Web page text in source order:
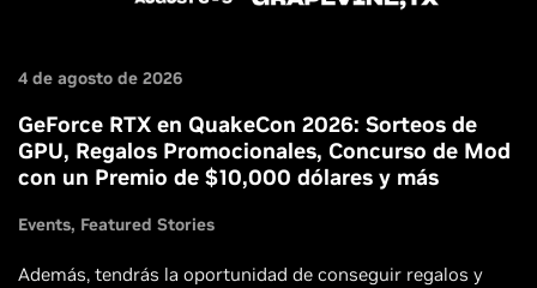
4 de agosto de 2026
GeForce RTX en QuakeCon 2026: Sorteos de
GPU, Regalos Promocionales, Concurso de Mod
con un Premio de $10,000 dólares y más
Events Featured Stories
Además, tendrás la oportunidad de conseguir regalos y